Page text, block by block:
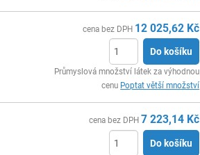
cena bez DPH 12 025,62 Kč
Do košíku
Průmyslová množství látek za výhodnou
cenu Poptat větší množství
cena bez DPH 7 223,14 Kč
Do košíku